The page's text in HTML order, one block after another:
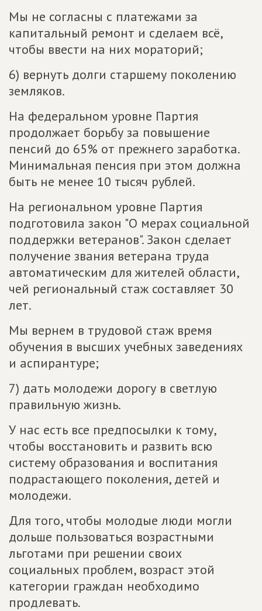
Мы не согласны с платежами за
капитальный ремонт и сделаем всё,
чтобы ввести на них мораторий;
6) вернуть долги старшему поколению
земляков.
На федеральном уровне Партия
продолжает борьбу за повышение
пенсий до 65% от прежнего заработка.
Минимальная пенсия при этом должна
быть не менее 10 тысяч рублей.
На региональном уровне Партия
подготовила закон "О мерах социальной
поддержки ветеранов". Закон сделает
получение звания ветерана труда
автоматическим для жителей области,
чей региональный стаж составляет 30
лет.
Мы вернем в трудовой стаж время
обучения в высших учебных заведениях
и аспирантуре;
7) дать молодежи дорогу в светлую
правильную жизнь.
У нас есть все предпосылки к тому,
чтобы восстановить и развить всю
систему образования и воспитания
подрастающего поколения, детей и
молодежи.
Для того, чтобы молодые люди могли
дольше пользоваться возрастными
льготами при решении своих
социальных проблем, возраст этой
категории граждан необходимо
продлевать.